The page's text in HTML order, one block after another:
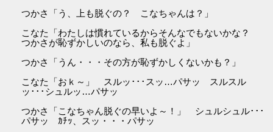
つかさ「う、上も脱ぐの？ こなちゃんは？」
こなた「わたしは慣れているからそんなでもないかな？
つかさが恥ずかしいのなら、私も脱ぐよ」
つかさ「うん・・・その方が恥ずかしくないかも？」
こなた「おｋ～」 スルッ･･･スッ…パサッ スルスル
ッ･･･シュルッ…パサッ
つかさ「こなちゃん脱ぐの早いよ～！」 シュルシュル･･･
パサッ ｶﾁｯ、スッ・・・パサッ